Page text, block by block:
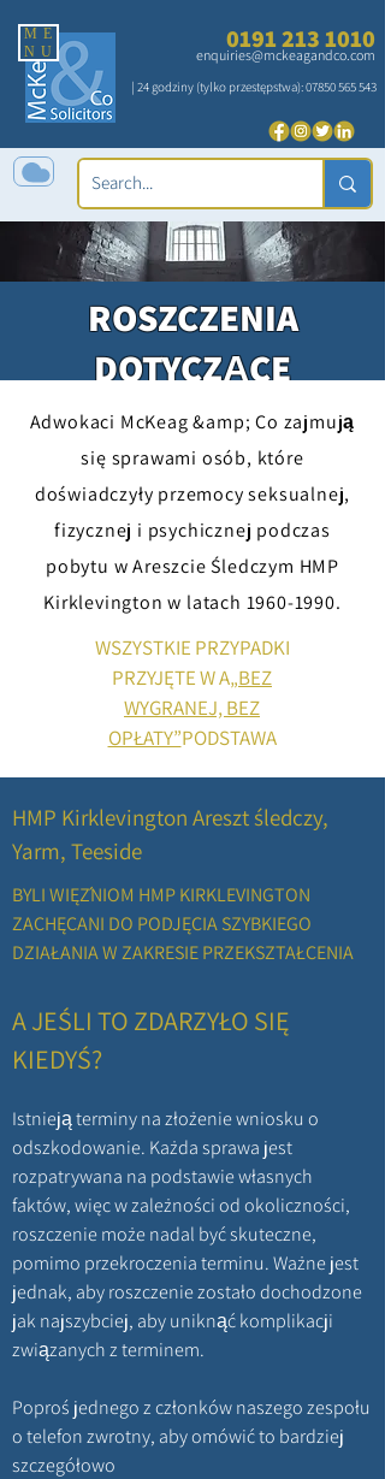
ME
NU
0191 213 1010
enquiries@mckeagandco.com
| 24 godziny (tylko przestępstwa):07850 565 543
ROSZCZENIA
DOTYCZĄCE
NADUŻYCIA W
CENTRUM
ZATRZYMANIA HMP
KIRKLEVINGTON
Adwokaci McKeag &amp; Co zajmują
się sprawami osób, które
doświadczyły przemocy seksualnej,
fizycznej i psychicznej podczas
pobytu w Areszcie Śledczym HMP
Kirklevington w latach 1960-1990.
WSZYSTKIE PRZYPADKI
PRZYJĘTE W A„BEZ
WYGRANEJ, BEZ
OPŁATY”PODSTAWA
HMP Kirklevington Areszt śledczy,
Yarm, Teeside
BYLI WIĘŹNIOM HMP KIRKLEVINGTON
ZACHĘCANI DO PODJĘCIA SZYBKIEGO
DZIAŁANIA W ZAKRESIE PRZEKSZTAŁCENIA
A JEŚLI TO ZDARZYŁO SIĘ
KIEDYŚ?
Istnieją terminy na złożenie wniosku o
odszkodowanie. Każda sprawa jest
rozpatrywana na podstawie własnych
faktów, więc w zależności od okoliczności,
roszczenie może nadal być skuteczne,
pomimo przekroczenia terminu. Ważne jest
jednak, aby roszczenie zostało dochodzone
jak najszybciej, aby uniknąć komplikacji
związanych z terminem.
Poproś jednego z członków naszego zespołu
o telefon zwrotny, aby omówić to bardziej
szczegółowo